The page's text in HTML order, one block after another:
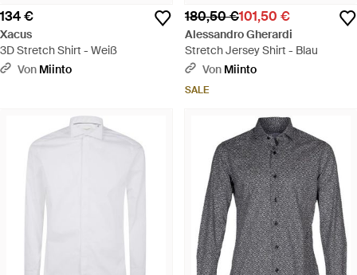
134 €
Xacus
3D Stretch Shirt - Weiß
Von Miinto
180,50 €101,50 €
Alessandro Gherardi
Stretch Jersey Shirt - Blau
Von Miinto
SALE